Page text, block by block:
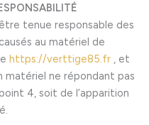
tenue responsable des
au matériel de
https://verttige85.fr , et
matériel ne répondant pas
4, soit de l’apparition